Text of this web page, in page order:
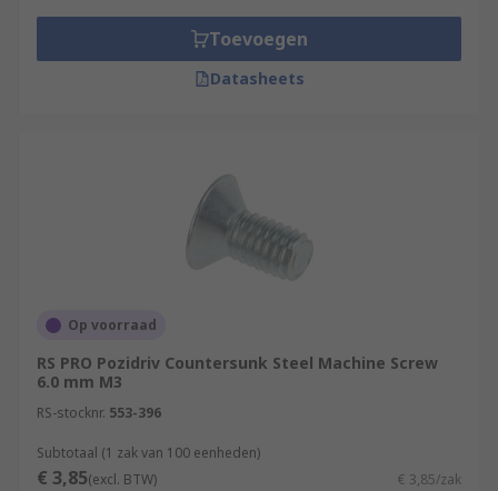
Toevoegen
Datasheets
Op voorraad
RS PRO Pozidriv Countersunk Steel Machine Screw
6.0 mm M3
RS-stocknr. 553-396
Subtotaal (1 zak van 100 eenheden)
€ 3,85(excl. BTW) € 3,85/zak